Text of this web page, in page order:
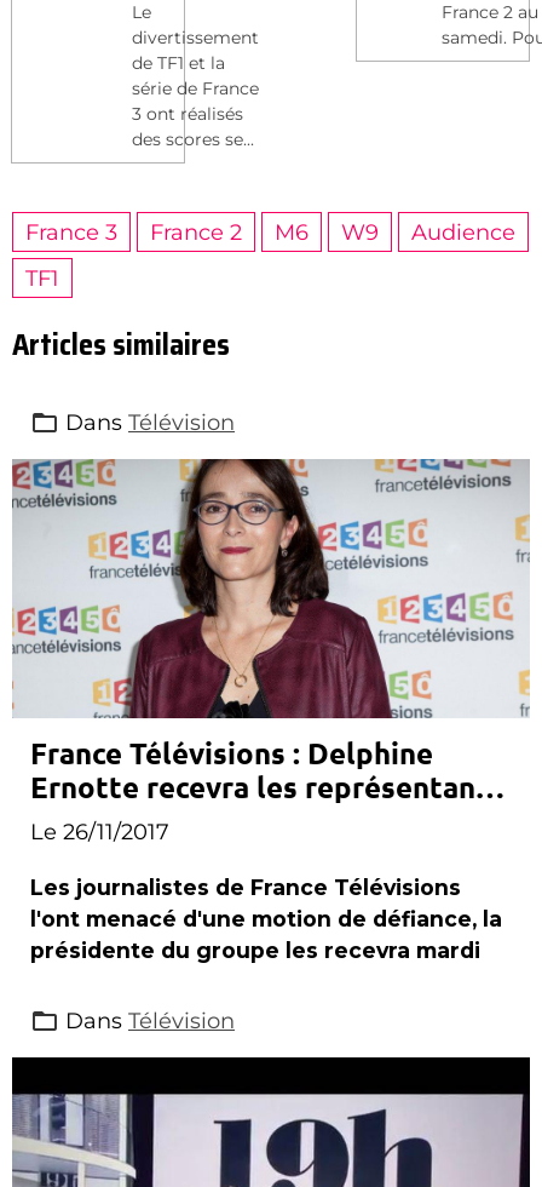
Le
divertissement
de TF1 et la
série de France
3 ont réalisés
des scores se...
France 2
samedi.
France 3 France 2 M6 W9
Audience
TF1
Articles similaires
Dans Télévision
France Télévisions : Delphine
Ernotte recevra les représentants
des journalistes mardi
Le 26/11/2017
Les journalistes de France Télévisions
l'ont menacé d'une motion de défiance, la
présidente du groupe les recevra mardi
Dans Télévision